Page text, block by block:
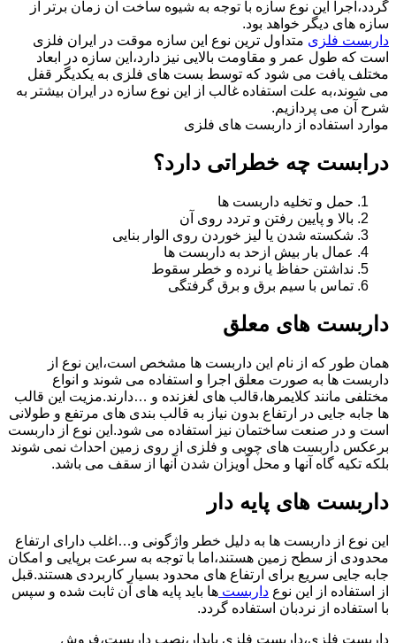
گردد،اجرا این نوع سازه با توجه به شیوه ساخت آن زمان برتر از
سازه های دیگر خواهد بود.
داربست فلزی متداول ترین نوع این سازه موقت در ایران فلزی
است که طول عمر و مقاومت بالایی نیز دارد،این سازه در ابعاد
مختلف یافت می شود که توسط بست های فلزی به یکدیگر قفل
می شوند،به علت استفاده غالب از این نوع سازه در ایران بیشتر به
شرح آن می پردازیم.
موارد استفاده از داربست های فلزی
درابست چه خطراتی دارد؟
حمل و تخلیه داربست ها
بالا و پایین رفتن و تردد روی آن
شکسته شدن یا لیز خوردن روی الوار بنایی
عمال بار بیش ازحد به داربست ها
نداشتن حفاظ یا نرده و خطر سقوط
تماس با سیم برق و برق گرفتگی
داربست های معلق
همان طور که از نام این داربست ها مشخص است،این نوع از
داربست ها به صورت معلق اجرا و استفاده می شوند و انواع
مختلفی مانند کلایمرها،قالب های لغزنده و …دارند.مزیت این قالب
ها جابه جایی در ارتفاع بدون نیاز به قالب بندی های مرتفع و طولانی
است و در صنعت ساختمان نیز استفاده می شود.این نوع از داربست
برعکس داربست های چوبی و فلزی از روی زمین احداث نمی شوند
بلکه تکیه گاه آنها و محل آویزان شدن آنها از سقف می باشد.
داربست های پایه دار
این نوع از داربست ها به دلیل خطر واژگونی و…اغلب دارای ارتفاع
محدودی از سطح زمین هستند،اما با توجه به سرعت برپایی و امکان
جابه جایی سریع برای ارتفاع های محدود بسیار کاربردی هستند.قبل
از استفاده از این نوع داربست ها باید پایه های آن ثابت شده و سپس
با استفاده از نردبان استفاده گردد.
داربست فلزی،داربست فلزی پایدار،نصب داربست،فروش